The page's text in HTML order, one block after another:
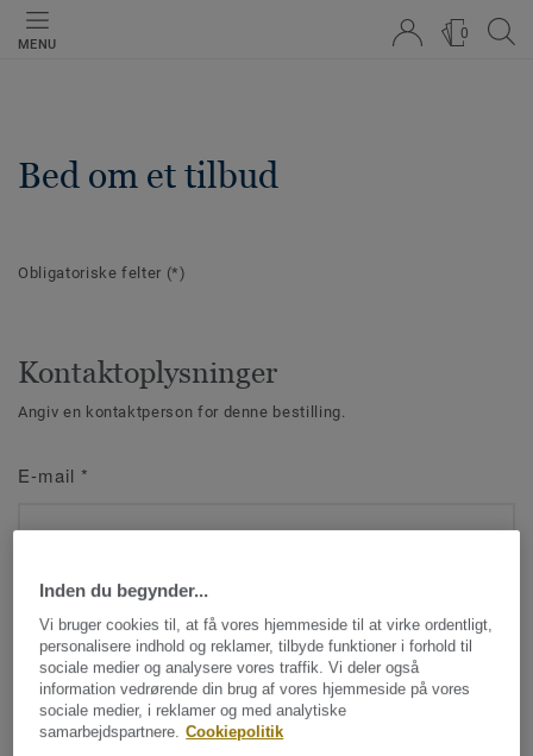
MENU
0
Bed om et tilbud
Obligatoriske felter (*)
Kontaktoplysninger
Angiv en kontaktperson for denne bestilling.
E-mail *
Navn*
Inden du begynder...
Vi bruger cookies til, at få vores hjemmeside til at virke ordentligt,
personalisere indhold og reklamer, tilbyde funktioner i forhold til
sociale medier og analysere vores traffik. Vi deler også
information vedrørende din brug af vores hjemmeside på vores
sociale medier, i reklamer og med analytiske
samarbejdspartnere. Cookiepolitik